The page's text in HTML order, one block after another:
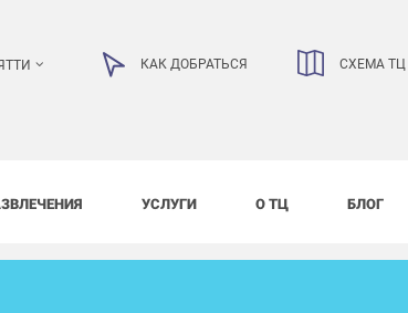
КАК ДОБРАТЬСЯ СХЕМА ТЦ
УСЛУГИ О ТЦ БЛОГ